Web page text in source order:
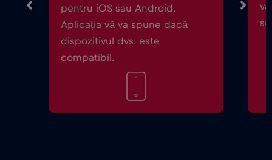
pentru iOS sau Android.
Aplicația vă va spune dacă
dispozitivul dvs. este
compatibil.